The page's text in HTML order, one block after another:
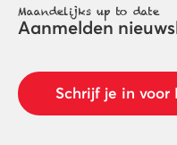
Maandelijks up to date
Aanmelden
Schrijf je in voor